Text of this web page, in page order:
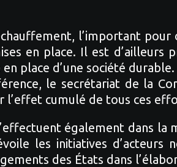
l’important
en place. Il est
place d’une société
le secrétariat de la
l’effet cumulé de tous ces
également dans
les initiatives d’acteurs
des États dans